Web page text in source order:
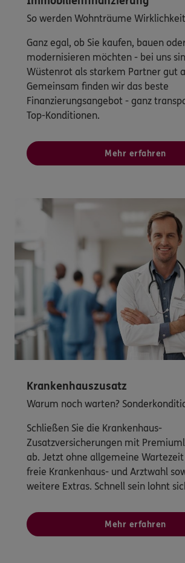
So werden Wohnträume Wirklichkeit
Ganz egal, ob Sie kaufen, bauen
modernisieren möchten - bei uns
Wüstenrot als starkem Partner gut
Gemeinsam finden wir das beste
Finanzierungsangebot - ganz
Top-Konditionen.
Mehr erfahren
Krankenhauszusatz
Warum noch warten?
Schließen Sie die Krankenhaus-
Zusatzversicherungen mit
ab. Jetzt ohne allgemeine
freie Krankenhaus- und Arztwahl
weitere Extras. Schnell sein lohnt
Mehr erfahren